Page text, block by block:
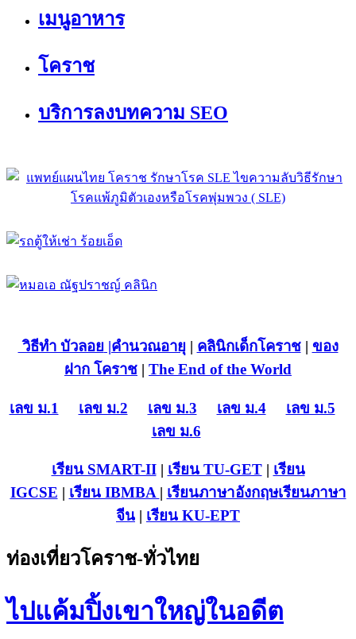
เมนูอาหาร
โคราช
บริการลงบทความ SEO
วิธีทำ บัวลอย |คำนวณอายุ | คลินิกเด็กโคราช| ของ
ฝาก โคราช | The End of the World
เลข ม.1 เลข ม.2 เลข ม.3 เลข ม.4
เลข ม.5
เลข ม.6
เรียน SMART-II| เรียน TU-GET| เรียน
IGCSE | เรียน IBMBA | เรียนภาษาอังกฤษเรียนภาษา
จีน | เรียน KU-EPT
ท่องเที่ยวโคราช-ทั่วไทย
ไปแค้มปิ้งเขาใหญ่ในอดีต